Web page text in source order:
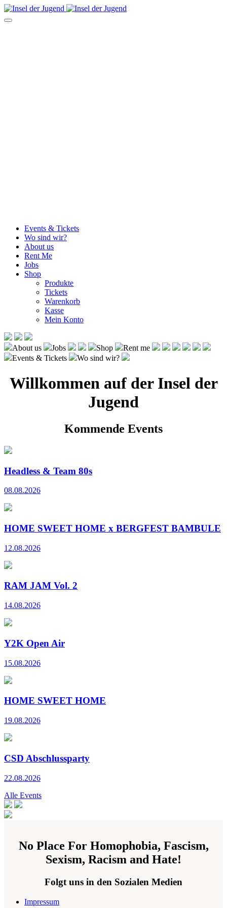
Events & Tickets
Wo sind wir?
About us
Rent Me
Jobs
Shop
Produkte
Tickets
Warenkorb
Kasse
Mein Konto
About us Jobs Shop
Rent me
Events & Tickets
Wo sind wir?
Willkommen auf der Insel der
Jugend
Kommende Events
Headless & Team 80s
08.08.2026
HOME SWEET HOME x BERGFEST BAMBULE
12.08.2026
RAM JAM Vol. 2
14.08.2026
Y2K Open Air
15.08.2026
HOME SWEET HOME
19.08.2026
CSD Abschlussparty
22.08.2026
Alle Events
No Place For Homophobia, Fascism,
Sexism, Racism and Hate!
Folgt uns in den Sozialen Medien
Impressum